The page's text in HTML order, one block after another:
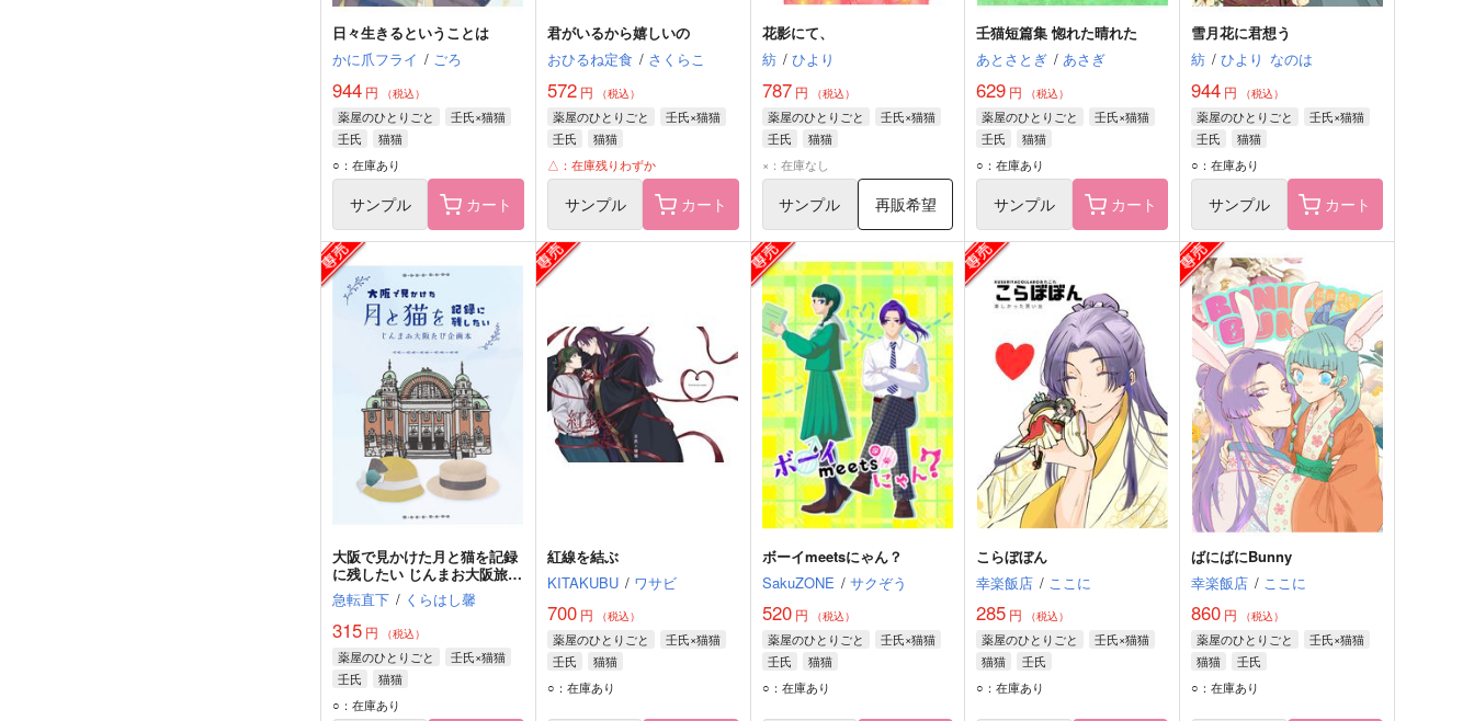
日々生きるということは
かに爪フライ / ごろ
944 円 （税込）
薬屋のひとりごと
壬氏×猫猫
壬氏
猫猫
○：在庫あり
サンプル カート
君がいるから嬉しいの
おひるね定食 / さくらこ
572円 （税込）
薬屋のひとりごと
壬氏×猫猫
壬氏
猫猫
△：在庫残りわずか
サンプル カート
花影にて、
紡 / ひより
787円 （税込）
薬屋のひとりごと
壬氏×猫猫
壬氏
猫猫
×：在庫なし
サンプル 再販希望
壬猫短篇集 惚れた晴れた
あとさとぎ / あさぎ
629 円 （税込）
薬屋のひとりごと
壬氏×猫猫
壬氏
猫猫
○：在庫あり
サンプル カート
雪月花に君想う
紡 / ひより なのは
944 円 （税込）
薬屋のひとりごと
壬氏×猫猫
壬氏
猫猫
○：在庫あり
サンプル カート
大阪で見かけた月と猫を記録
に残したい じんまお大阪旅企
画本
急転直下 / くらはし馨
315 円 （税込）
薬屋のひとりごと
壬氏×猫猫
壬氏
猫猫
○：在庫あり
紅線を結ぶ
KITAKUBU / ワサビ
700円 （税込）
薬屋のひとりごと
壬氏×猫猫
壬氏
猫猫
○：在庫あり
ボーイmeetsにゃん？
SakuZONE / サクぞう
520円 （税込）
薬屋のひとりごと
壬氏×猫猫
壬氏
猫猫
○：在庫あり
こらぼぼん
幸楽飯店 / ここに
285 円 （税込）
薬屋のひとりごと
壬氏×猫猫
猫猫
壬氏
○：在庫あり
ばにばにBunny
幸楽飯店 / ここに
860 円 （税込）
薬屋のひとりごと
壬氏×猫猫
猫猫
壬氏
○：在庫あり